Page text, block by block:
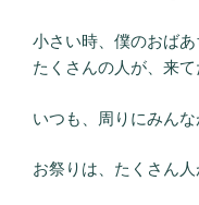
小さい時、僕のおばあ
たくさんの人が、来て
いつも、周りにみんな
お祭りは、たくさん